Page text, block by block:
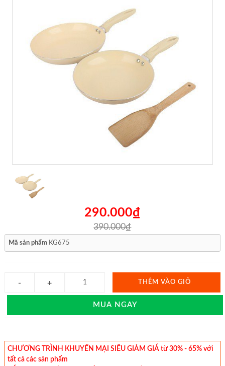
290.000₫
390.000₫
Mã sản phẩm KG675
THÊM VÀO GIỎ
MUA NGAY
CHƯƠNG TRÌNH KHUYẾN MẠI SIÊU GIẢM GIÁ từ 30% - 65% với
tất cả các sản phẩm